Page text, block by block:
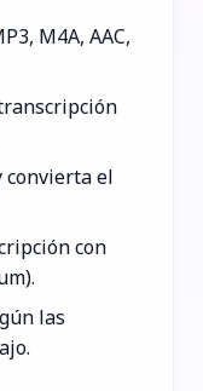
M4A, AAC,
convierta el
con
las